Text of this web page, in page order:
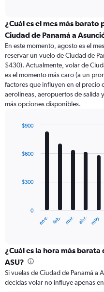
categories.
Range:
categories.
The
chart
has
1
Y
axis
values.
to
¿Cuál es el mes más
Ciudad de Panamá a
En este momento, agosto es el
reservar un vuelo de Ciudad de
$430). Actualmente, volar de
es el momento más caro (a un
factores que influyen en el precio
aerolíneas, aeropuertos de salida
más opciones disponibles.
with
12
The
categories.
Range:
12
categories.
The
ene. feb. mar. abr. may.
0
$300
$600
$900
¿Cuál es la hora más barata
ASU?
Si vuelas de Ciudad de Panamá a
decidas volar no influye apenas